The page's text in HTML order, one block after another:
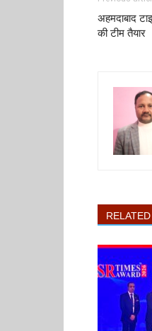
अहमदाबाद
की टीम तैयार